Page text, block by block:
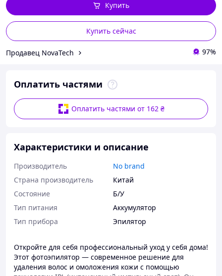
Купить сейчас
Купить
Продавец NovaTech 97%
Оплатить частями
Оплатить частями от 162 ₴
Характеристики и описание
Производитель
No brand
Страна производитель
Китай
Состояние
Б/У
Тип питания
Аккумулятор
Тип прибора
Эпилятор
Откройте для себя профессиональный уход у себя дома!
Этот фотоэпилятор — современное решение для
удаления волос и омоложения кожи с помощью